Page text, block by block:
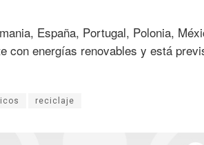
España, Portugal, Polonia,
con energías renovables y está
reciclaje